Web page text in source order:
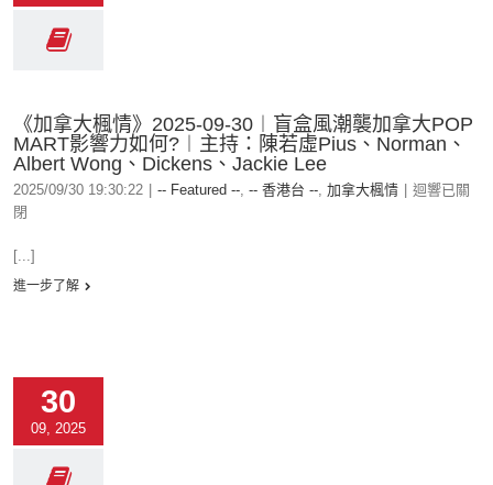
《加拿大楓情》2025-09-30︱盲盒風潮襲加拿大POP
MART影響力如何?︱主持：陳若虛Pius、Norman、
Albert Wong、Dickens、Jackie Lee
2025/09/30 19:30:22 -- Featured --, -- 香港台 --, 加拿大楓情
迴響已關
閉
[...]
進一步了解
30
09, 2025